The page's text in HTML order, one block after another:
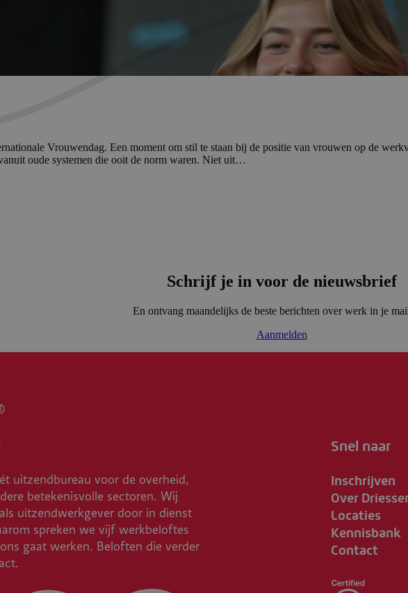
Vrouwendag. Een moment om stil te staan bij de positie van vrouwen op de
oude systemen die ooit de norm waren. Niet uit…
Schrijf je in voor de nieuwsbrief
En ontvang maandelijks de beste berichten over werk in je
Aanmelden
uitzendbureau voor de overheid,
betekenisvolle sectoren. Wij
uitzendwerkgever door in dienst
spreken we vijf werkbeloftes
gaat werken. Beloften die verder
Snel naar
Inschrijven
Over
Locaties
Kennisbank
Contact